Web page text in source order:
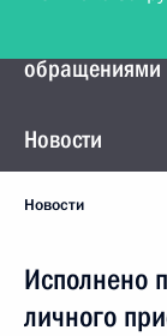
Управление
обращениями
Новости
Новости
Исполнено
личного